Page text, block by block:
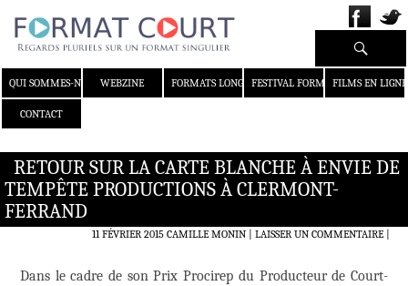
QUI SOMMES-NOUS ?WEBZINE FORMATS LONGS FESTIVAL FORMAT COURT
FILMS EN LIGNE
CONTACT
Recherche
RETOUR SUR LA CARTE BLANCHE À ENVIE DE
TEMPÊTE PRODUCTIONS À CLERMONT-
FERRAND
11 FÉVRIER 2015 CAMILLE MONIN LAISSER UN COMMENTAIRE|
Dans le cadre de son Prix Procirep du Producteur de Court-